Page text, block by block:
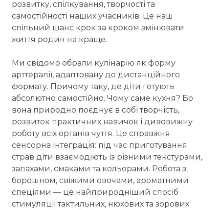
розвитку, спілкування, творчості та
самостійності наших учасників. Це наш
спільний шанс крок за кроком змінювати
життя родин на краще.
Ми свідомо обрали кулінарію як форму
арттерапії, адаптовану до дистанційного
формату. Причому таку, де діти готують
абсолютно самостійно. Чому саме кухня? Бо
вона природно поєднує в собі творчість,
розвиток практичних навичок і дивовижну
роботу всіх органів чуття. Це справжня
сенсорна інтеграція: під час приготування
страв діти взаємодіють із різними текстурами,
запахами, смаками та кольорами. Робота з
борошном, свіжими овочами, ароматними
спеціями — це найприродніший спосіб
стимуляції тактильних, нюхових та зорових